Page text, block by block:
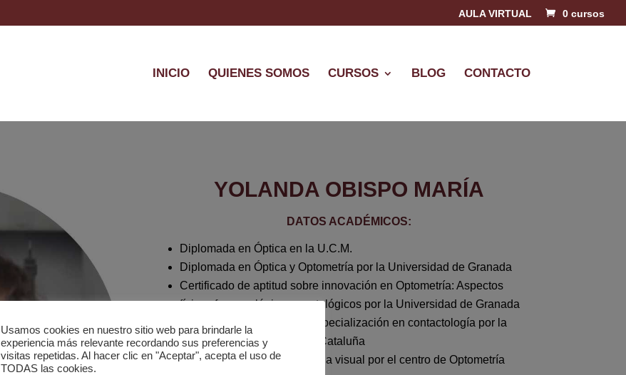
AULA VIRTUAL 0 cursos
INICIO QUIENES SOMOS CURSOS BLOG CONTACTO
YOLANDA OBISPO MARÍA
DATOS ACADÉMICOS:
Diplomada en Óptica en la U.C.M.
Diplomada en Óptica y Optometría por la Universidad de Granada
Certificado de aptitud sobre innovación en Optometría: Aspectos
físicos farmacológicos y patológicos por la Universidad de Granada
Diploma en postgrado de especialización en contactología por la
Universidad Politécnica de Cataluña
Máster en optometría y terapia visual por el centro de Optometría
Usamos cookies en nuestro sitio web para brindarle la
experiencia más relevante recordando sus preferencias y
visitas repetidas. Al hacer clic en "Aceptar", acepta el uso de
TODAS las cookies.